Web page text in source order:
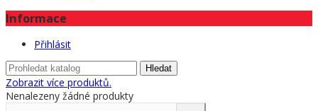
Informace
Přihlásit
Hledat
Zobrazit více produktů.
Nenalezeny žádné produkty